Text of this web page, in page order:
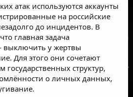
атак используются аккаунты
на российские
до инцидентов. В
главная задача
у жертвы
Для этого они сочетают
государственных структур,
о личных данных,